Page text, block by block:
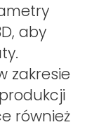
aby
zakresie
również